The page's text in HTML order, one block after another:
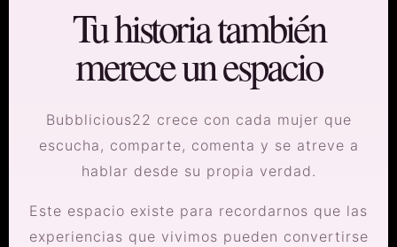
Tu historia también
merece un espacio
Bubblicious22 crece con cada mujer que
escucha, comparte, comenta y se atreve a
hablar desde su propia verdad.
Este espacio existe para recordarnos que las
experiencias que vivimos pueden convertirse